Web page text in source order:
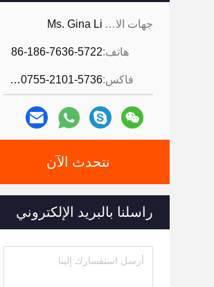
جهات الاتصال: Ms. Gina Li
هاتف:86-186-7636-5722
فاكس: 86-0755-2101-5736
نتحدث الآن
راسلنا بالبريد الإلكتروني